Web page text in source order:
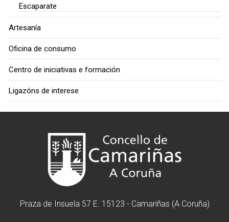
Escaparate
Artesanía
Oficina de consumo
Centro de iniciativas e formación
Ligazóns de interese
Praza de Insuela 57 E. 15123 - Camariñas (A Coruña)